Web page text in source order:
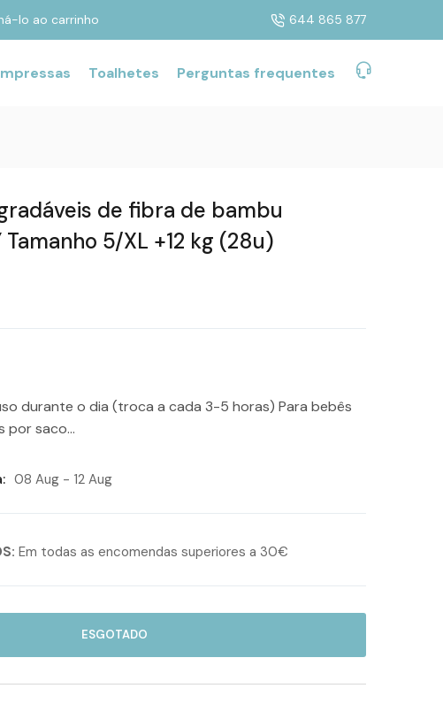
lo ao carrinho 644 865 877
Toalhetes Perguntas frequentes
​​de fibra de bambu
5/XL +12 kg (28u)
durante o dia (troca a cada 3-5 horas) Para bebês
por saco...
08 Aug - 12 Aug
Em todas as encomendas superiores a 30€
ESGOTADO